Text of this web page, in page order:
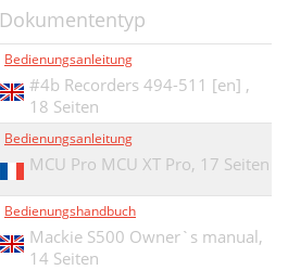
Dokumententyp
Bedienungsanleitung
#4b Recorders 494-511 [en] ,
18 Seiten
Bedienungsanleitung
MCU Pro MCU XT Pro, 17 Seiten
Bedienungshandbuch
Mackie S500 Owner`s manual,
14 Seiten